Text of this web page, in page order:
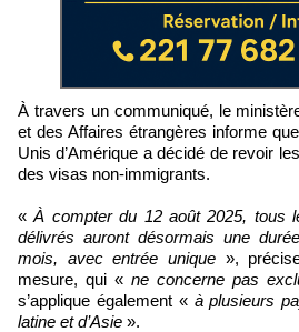
À travers un communiqué, le ministère de l’Intégration africaine
et des Affaires étrangères informe
Unis d’Amérique a décidé de revoir
des visas non-immigrants.
«À compter du 12 août 2025, tous
délivrés auront désormais une
mois, avec entrée unique»,
mesure, qui « ne concerne pas
s’applique également « à plusieurs
latine et d’Asie ».